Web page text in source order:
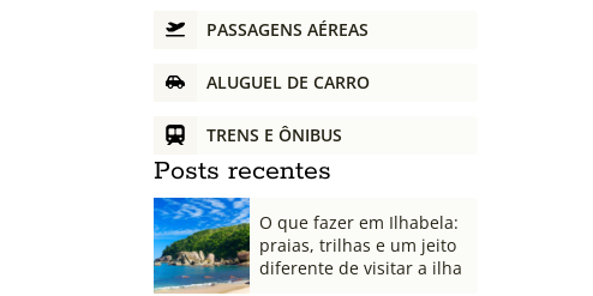
PASSAGENS AÉREAS
ALUGUEL DE CARRO
TRENS E ÔNIBUS
Posts recentes
O que fazer em Ilhabela:
praias, trilhas e um jeito
diferente de visitar a ilha